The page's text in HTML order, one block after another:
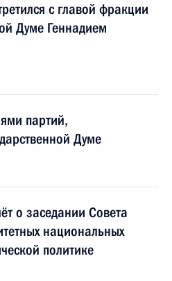
с главой фракции
Думе Геннадием
партий,
Думе
о заседании Совета
национальных
политике